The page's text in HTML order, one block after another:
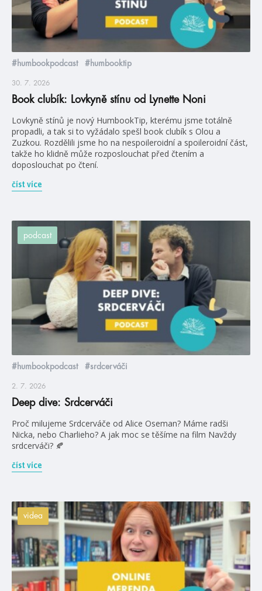
#humbookpodcast #humbooktip
30. 7. 2026
Book clubík: Lovkyně stínu od Lynette Noni
Lovkyně stínů je nový HumbookTip, kterému jsme totálně
propadli, a tak si to vyžádalo spešl book clubík s Olou a
Zuzkou. Rozdělili jsme ho na nespoileroidní a spoileroidní část,
takže ho klidně může rozposlouchat před čtením a
doposlouchat po čtení.
číst více
podcast
#humbookpodcast #srdcerváči
2. 7. 2026
Deep dive: Srdcerváči
Proč milujeme Srdcerváče od Alice Oseman? Máme radši
Nicka, nebo Charlieho? A jak moc se těšíme na film Navždy
srdcerváči? 🍂
číst více
videa